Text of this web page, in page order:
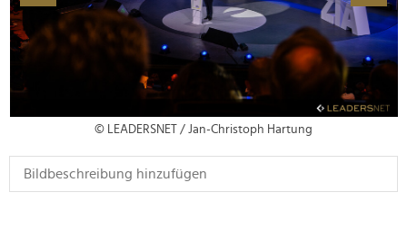
© LEADERSNET / Jan-Christoph Hartung